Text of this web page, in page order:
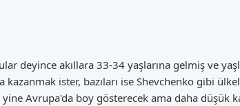
deyince akıllara 33-34 yaşlarına gelmiş ve
ister, bazıları ise Shevchenko gibi
Avrupa'da boy gösterecek ama daha düşük